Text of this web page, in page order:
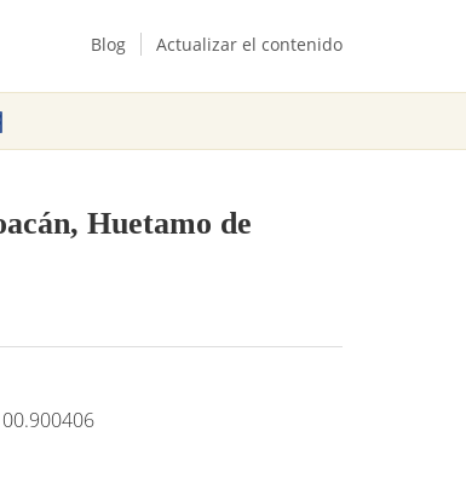
Blog Actualizar el contenido
Huetamo de